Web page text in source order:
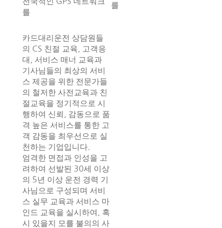
를
카드대리운전 상담원들
의 CS 친절 교육, 고객응
대, 서비스 매너 교육과
기사님들의 최상의 서비
스 제공을 위한 전문가들
의 철저한 사전교육과 친
절교육을 정기적으로 시
행하여 신뢰, 감동으로 품
격 높은 서비스를 통한 고
객 감동을 최우선으로 실
천하는 기업입니다.
엄격한 면접과 인성을 고
려하여 선발된 30세 이상
의 5년 이상 운전 경력 기
사님으로 구성되며 서비
스 실무 교육과 서비스 마
인드 교육을 실시하여, 혹
시 있을지 모를 불의의 사
를